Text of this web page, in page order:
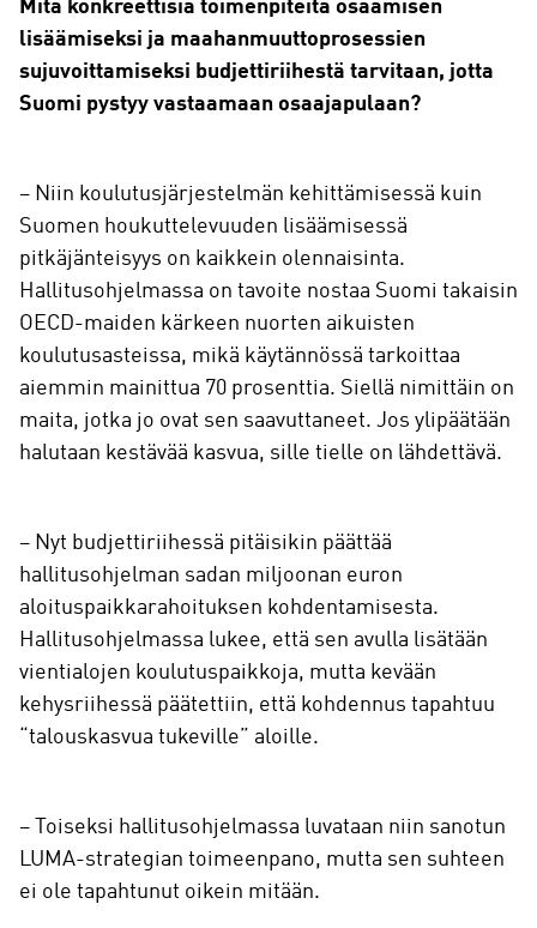
Mitä konkreettisia toimenpiteitä osaamisen
lisäämiseksi ja maahanmuuttoprosessien
sujuvoittamiseksi budjettiriihestä tarvitaan, jotta
Suomi pystyy vastaamaan osaajapulaan?
– Niin koulutusjärjestelmän kehittämisessä kuin
Suomen houkuttelevuuden lisäämisessä
pitkäjänteisyys on kaikkein olennaisinta.
Hallitusohjelmassa on tavoite nostaa Suomi takaisin
OECD-maiden kärkeen nuorten aikuisten
koulutusasteissa, mikä käytännössä tarkoittaa
aiemmin mainittua 70 prosenttia. Siellä nimittäin on
maita, jotka jo ovat sen saavuttaneet. Jos ylipäätään
halutaan kestävää kasvua, sille tielle on lähdettävä.
– Nyt budjettiriihessä pitäisikin päättää
hallitusohjelman sadan miljoonan euron
aloituspaikkarahoituksen kohdentamisesta.
Hallitusohjelmassa lukee, että sen avulla lisätään
vientialojen koulutuspaikkoja, mutta kevään
kehysriihessä päätettiin, että kohdennus tapahtuu
“talouskasvua tukeville” aloille.
– Toiseksi hallitusohjelmassa luvataan niin sanotun
LUMA-strategian toimeenpano, mutta sen suhteen
ei ole tapahtunut oikein mitään.